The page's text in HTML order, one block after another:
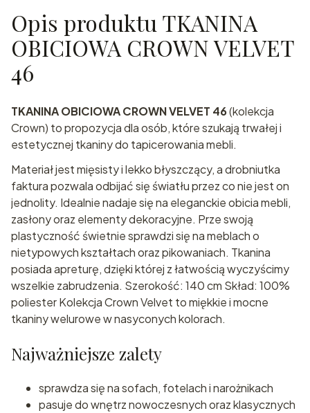
Opis produktu TKANINA
OBICIOWA CROWN VELVET
46
TKANINA OBICIOWA CROWN VELVET 46(kolekcja
Crown) to propozycja dla osób, które szukają trwałej i
estetycznej tkaniny do tapicerowania mebli.
Materiał jest mięsisty i lekko błyszczący, a drobniutka
faktura pozwala odbijać się światłu przez co nie jest on
jednolity. Idealnie nadaje się na eleganckie obicia mebli,
zasłony oraz elementy dekoracyjne. Prze swoją
plastyczność świetnie sprawdzi się na meblach o
nietypowych kształtach oraz pikowaniach. Tkanina
posiada apreturę, dzięki której z łatwością wyczyścimy
wszelkie zabrudzenia. Szerokość: 140 cm Skład: 100%
poliester Kolekcja Crown Velvet to miękkie i mocne
tkaniny welurowe w nasyconych kolorach.
Najważniejsze zalety
sprawdza się na sofach, fotelach i narożnikach
pasuje do wnętrz nowoczesnych oraz klasycznych